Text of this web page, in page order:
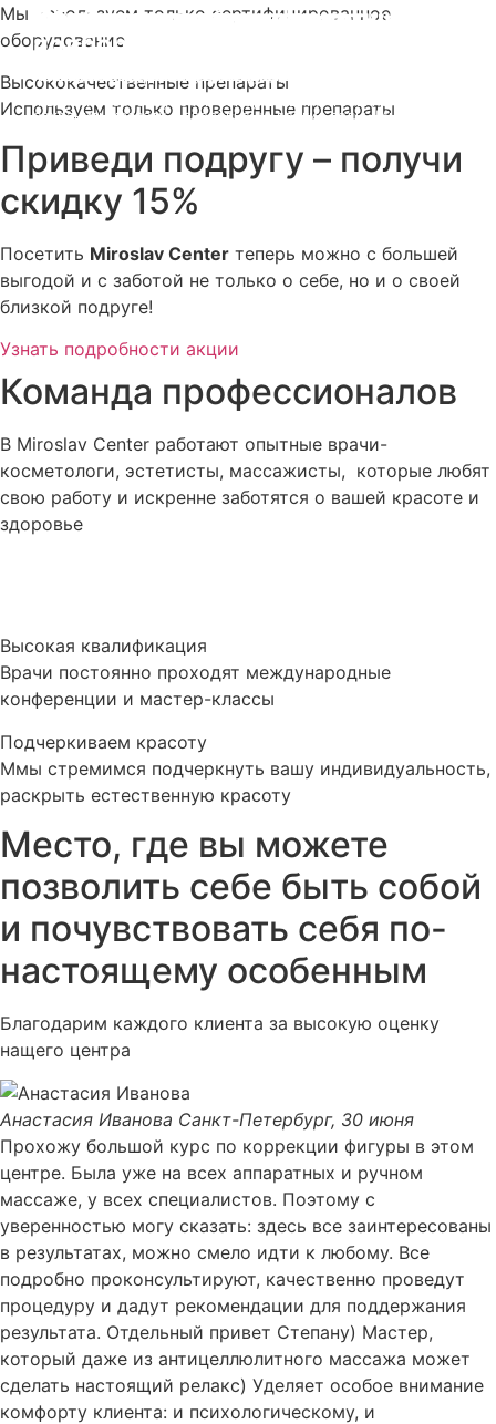
Внимательный
подбор программ
индивидуальные потребности
Комфортная атмосфера
Приветливый персонал, расслабляющая музыка,
ароматные напитки – все для вашего комфорта.
Удобное расположение
Miroslav Centre расположен в удобном месте с хорошей
транспортной доступностью
Поддержка после процедуры
После процедуры мы оказываем поддержку и даем
рекомендации по уходу в домашних условиях
Конфиденциальность
Мы гарантируем полную конфиденциальность и не
распространяем ваши личные данные
Долгосрочные результаты
Наша цель – не просто временный эффект, а
долгосрочные результаты, которые помогут вам
сохранить красоту и здоровье на долгие годы. Мы
Обратная связь
Нам важно ваше мнение. Мы всегда открыты для
обратной связи и готовы улучшать наш сервис
Мы используем только сертифицированное
оборудование
Высококачественные препараты
Используем только проверенные препараты
Приведи подругу – получи
скидку 15%
Посетить Miroslav Сenter теперь можно с большей
выгодой и с заботой не только о себе, но и о своей
близкой подруге!
Узнать подробности акции
Команда профессионалов
В Miroslav Сenter работают опытные врачи-
косметологи, эстетисты, массажисты, которые любят
свою работу и искренне заботятся о вашей красоте и
здоровье
Высокая квалификация
Врачи постоянно проходят международные
конференции и мастер-классы
Подчеркиваем красоту
Ммы стремимся подчеркнуть вашу индивидуальность,
раскрыть естественную красоту
Место, где вы можете
позволить себе быть собой
и почувствовать себя по-
настоящему особенным
Благодарим каждого клиента за высокую оценку
нащего центра
Анастасия Иванова Санкт-Петербург, 30 июня
Прохожу большой курс по коррекции фигуры в этом
центре. Была уже на всех аппаратных и ручном
массаже, у всех специалистов. Поэтому с
уверенностью могу сказать: здесь все заинтересованы
в результатах, можно смело идти к любому. Все
подробно проконсультируют, качественно проведут
процедуру и дадут рекомендации для поддержания
результата. Отдельный привет Степану) Мастер,
который даже из антицеллюлитного массажа может
сделать настоящий релакс) Уделяет особое внимание
комфорту клиента: и психологическому, и